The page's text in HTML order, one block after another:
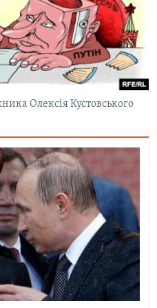
Олексія Кустовського